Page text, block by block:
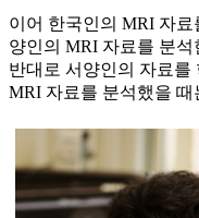
이어 한국인의 MRI 자
양인의 MRI 자료를 분
반대로 서양인의 자료를
MRI 자료를 분석했을 때